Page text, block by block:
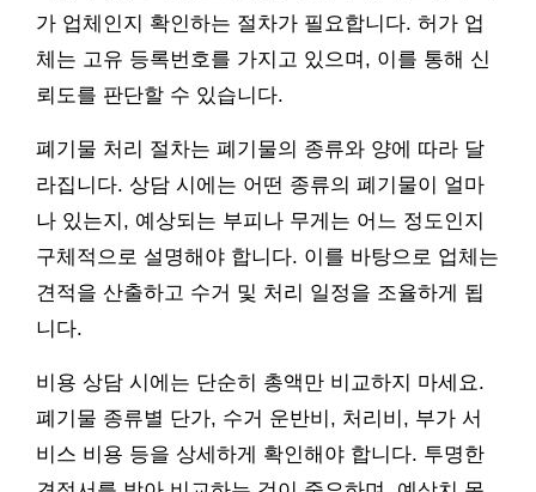
가 업체인지 확인하는 절차가 필요합니다. 허가 업
체는 고유 등록번호를 가지고 있으며, 이를 통해 신
뢰도를 판단할 수 있습니다.
폐기물 처리 절차는 폐기물의 종류와 양에 따라 달
라집니다. 상담 시에는 어떤 종류의 폐기물이 얼마
나 있는지, 예상되는 부피나 무게는 어느 정도인지
구체적으로 설명해야 합니다. 이를 바탕으로 업체는
견적을 산출하고 수거 및 처리 일정을 조율하게 됩
니다.
비용 상담 시에는 단순히 총액만 비교하지 마세요.
폐기물 종류별 단가, 수거 운반비, 처리비, 부가 서
비스 비용 등을 상세하게 확인해야 합니다. 투명한